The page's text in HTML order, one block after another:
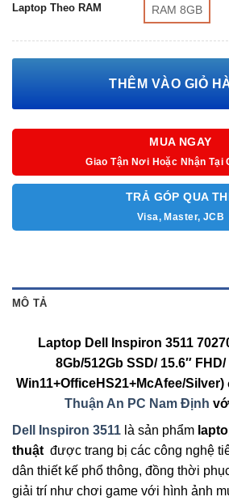
Laptop Theo RAM RAM 8GB
THÊM VÀO GIỎ
MUA NGAY
Giao Tận Nơi Hoặc Nhận Tại
TRẢ GÓP QUA
Visa, Master, JCB
MÔ TẢ
Laptop Dell Inspiron 3511
8Gb/512Gb SSD/ 15.6″
Win11+OfficeHS21+McAfee/
Thuận An PC Nam Định
Dell Inspiron 3511 là sản phẩm
thuật được trang bị các công nghệ
dân thiết kế phổ thông, đồng thời
giải trí như chơi game với hình ảnh